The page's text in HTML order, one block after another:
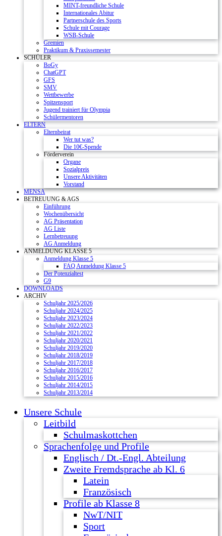
MINT-freundliche Schule
Internationales Abitur
Partnerschule des Sports
Schule mit Courage
WSB-Schule
Gremien
Praktikum & Praxissemester
SCHÜLER
BoGy
ChatGPT
GFS
SMV
Wettbewerbe
Spitzensport
Jugend trainiert für Olympia
Schülermentoren
ELTERN
Elternbeirat
Wer tut was?
Die 10€-Spende
Förderverein
Organe
Sozialpreis
Unsere Aktivitäten
Vorstand
MENSA
BETREUUNG & AGS
Einführung
Wochenübersicht
AG Präsentation
AG Liste
Lernbetreuung
AG Anmeldung
ANMELDUNG KLASSE 5
Anmeldung Klasse 5
FAQ Anmeldung Klasse 5
Der Potenzialtest
G9
DOWNLOADS
ARCHIV
Schuljahr 2025/2026
Schuljahr 2024/2025
Schuljahr 2023/2024
Schuljahr 2022/2023
Schuljahr 2021/2022
Schuljahr 2020/2021
Schuljahr 2019/2020
Schuljahr 2018/2019
Schuljahr 2017/2018
Schuljahr 2016/2017
Schuljahr 2015/2016
Schuljahr 2014/2015
Schuljahr 2013/2014
Unsere Schule
Leitbild
Schulmaskottchen
Sprachenfolge und Profile
Englisch / Dt.-Engl. Abteilung
Zweite Fremdsprache ab Kl. 6
Latein
Französisch
Profile ab Klasse 8
NwT/NIT
Sport